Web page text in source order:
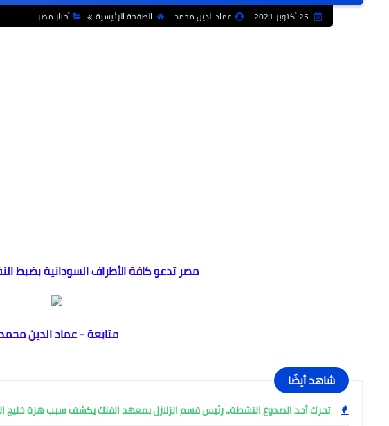
عماد الدين محمد الصفحة الرئيسية أخبار مصر
مصر تدعو كافة الأطراف السودانية بضبط
متابعة - عماد الدين
شاهد أيضًا
تحرك أحد الصدوع النشطة.. رئيس قسم الزلازل بمعهد الفلك يكشف سبب هزة خليج